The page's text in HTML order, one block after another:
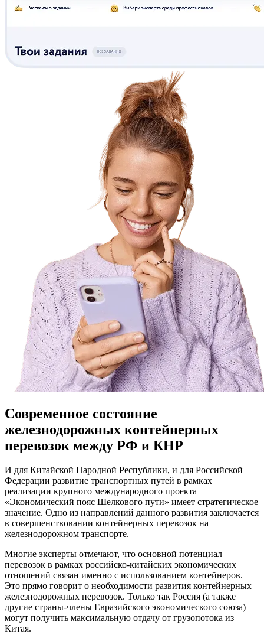
Современное состояние
железнодорожных контейнерных
перевозок между РФ и КНР
И для Китайской Народной Республики, и для Российской
Федерации развитие транспортных путей в рамках
реализации крупного международного проекта
«Экономический пояс Шелкового пути» имеет стратегическое
значение. Одно из направлений данного развития заключается
в совершенствовании контейнерных перевозок на
железнодорожном транспорте.
Многие эксперты отмечают, что основной потенциал
перевозок в рамках российско-китайских экономических
отношений связан именно с использованием контейнеров.
Это прямо говорит о необходимости развития контейнерных
железнодорожных перевозок. Только так Россия (а также
другие страны-члены Евразийского экономического союза)
могут получить максимальную отдачу от грузопотока из
Китая.